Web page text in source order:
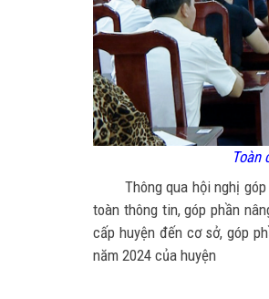
Toàn
Thông qua hội nghị
toàn thông tin, góp phần
cấp huyện đến cơ sở, góp
năm 2024 của huyện